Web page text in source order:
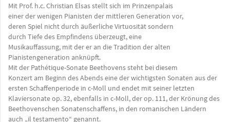
Mit Prof. h.c. Christian Elsas stellt sich im Prinzenpalais
einer der wenigen Pianisten der mittleren Generation vor,
deren Spiel nicht durch äußerliche Virtuosität sondern
durch Tiefe des Empfindens überzeugt, eine
Musikauffassung, mit der er an die Tradition der alten
Pianistengeneration anknüpft.
Mit der Pathétique-Sonate Beethovens steht bei diesem
Konzert am Beginn des Abends eine der wichtigsten Sonaten aus der
ersten Schaffenperiode in c-Moll und endet mit seiner letzten
Klaviersonate op. 32, ebenfalls in c-Moll, der op. 111, der Krönung des
Beethovenschen Sonatenschaffens, in den romanischen Ländern
auch „il testamento“ genannt.